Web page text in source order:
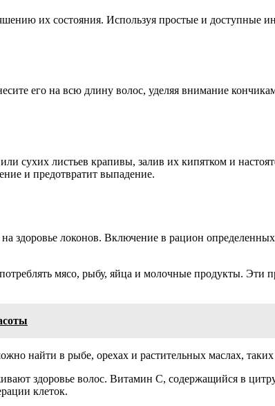
их состояния. Используя простые и доступные
его на всю длину волос, уделяя внимание
сухих листьев крапивы, залив их кипятком и
и предотвратит выпадение.
здоровье локонов. Включение в рацион
мясо, рыбу, яйца и молочные продукты. Эти
найти в рыбе, орехах и растительных маслах, таких
здоровье волос. Витамин C, содержащийся в
клеток.